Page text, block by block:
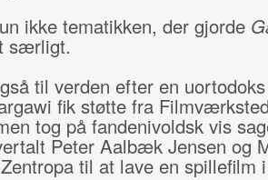
ikke tematikken, der gjorde
særligt.
til verden efter en
fik støtte fra
tog på fandenivoldsk vis
Peter Aalbæk Jensen og
til at lave en spillefilm